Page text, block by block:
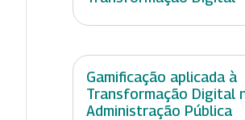
Gamificação aplicada à
Transformação Digital
Administração Pública